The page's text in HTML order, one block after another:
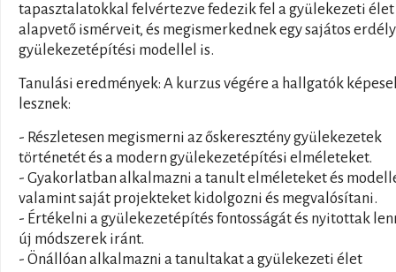
tapasztalatokkal felvértezve fedezik fel a gyülekezeti élet
alapvető ismérveit, és megismerkednek egy sajátos
gyülekezetépítési modellel is.
Tanulási eredmények: A kurzus végére a hallgatók
lesznek:
- Részletesen megismerni az őskeresztény gyülekezetek
történetét és a modern gyülekezetépítési elméleteket.
- Gyakorlatban alkalmazni a tanult elméleteket és
valamint saját projekteket kidolgozni és megvalósítani.
- Értékelni a gyülekezetépítés fontosságát és nyitottak
új módszerek iránt.
- Önállóan alkalmazni a tanultakat a gyülekezeti élet